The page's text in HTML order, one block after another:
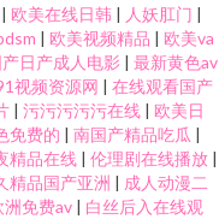
| 欧美在线日韩 | 人妖肛门 |
| 欧美视频精品 | 欧美va
产日产成人电影 | 最新黄色av
视频资源网 | 在线观看国产
| 污污污污污在线 | 欧美日
免费的 | 南国产精品吃瓜 |
精品在线 | 伦理剧在线播放 |
精品国产亚洲 | 成人动漫二
洲免费av | 白丝后入在线观